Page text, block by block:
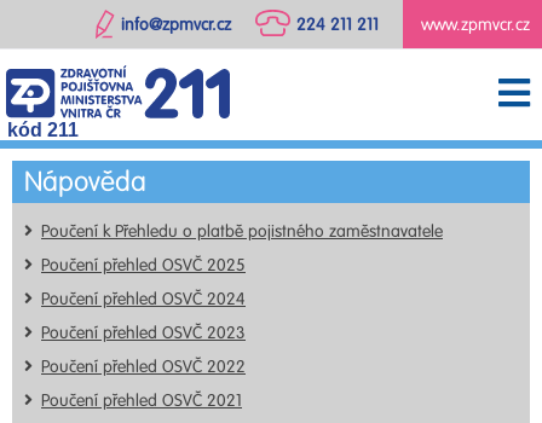
www.zpmvcr.cz
224 211 211
info@zpmvcr.cz
kód 211
Nápověda
Poučení k Přehledu o platbě pojistného zaměstnavatele
Poučení přehled OSVČ 2025
Poučení přehled OSVČ 2024
Poučení přehled OSVČ 2023
Poučení přehled OSVČ 2022
Poučení přehled OSVČ 2021